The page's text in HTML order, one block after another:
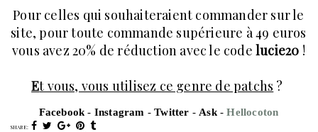
Pour celles qui souhaiteraient commander sur le
site, pour toute commande supérieure à 49 euros
vous avez 20% de réduction avec le codelucie20 !
Et vous, vous utilisez ce genre de patchs ?
Facebook - Instagram -Twitter - Ask-Hellocoton
SHARE: